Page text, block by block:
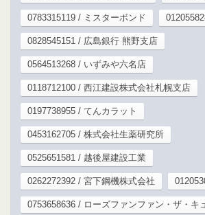
0783315119 / ミスターボンド
0828545151 / 広島銀行 熊野支店
0564513268 / いずみや六名店
0118712100 / 西江建設株式会社札幌支店
0197738955 / てんカラット
0453162705 / 株式会社生薬研究所
0525651581 / 越後屋建設工業
0262272392 / 宮下鋼機株式会社
0753658636 / ローズファンファン・ザ・キ